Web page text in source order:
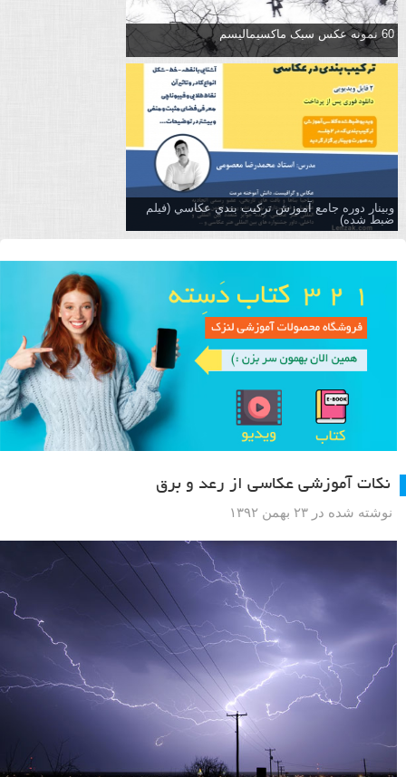
60 نمونه عکس سبک ماکسیمالیسم
وبینار دوره جامع آموزش تركيب بندي عكاسي (فیلم
ضبط شده)
نکات آموزشی عکاسی از رعد و برق
نوشته شده در ۲۳ بهمن ۱۳۹۲